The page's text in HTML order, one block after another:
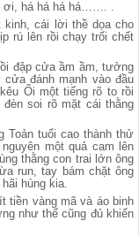
ơi, há há há há……. .
cái lời thề dọa cho
rú lên rồi chạy trối chết
đập cửa ầm ầm, tưởng
đánh mạnh vào đầu
Ối một tiếng rõ to rồi
soi rõ mặt cái thằng
Toản tuổi cao thành thử
một quả cam lên
thằng con trai lớn ông
run, tay bám chặt ông
hùng kia.
tiền vàng mã và áo binh
như thế cũng đủ khiến